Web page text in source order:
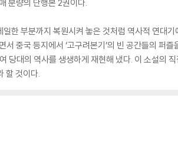
분량의 단행본 2권이다.
일한 부분까지 복원시켜 놓은 것처럼 역사적 연대
중국 등지에서 ‘고구려본기’의 빈 공간들의 퍼
당대의 역사를 생생하게 재현해 냈다. 이 소설의
할 것이다.